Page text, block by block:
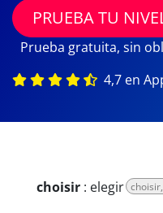
PRUEBA TU
Prueba gratuita, sin
4,7 en
choisir : elegir